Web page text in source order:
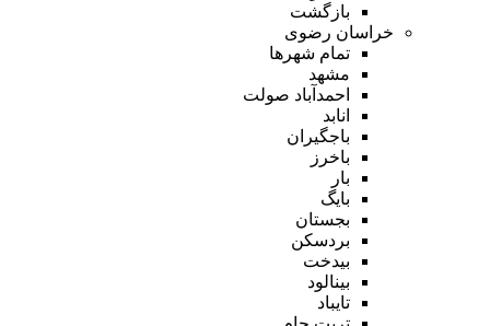
بازگشت
خراسان رضوی
تمام شهر‌ها
مشهد
احمدآباد صولت
انابد
باجگیران
باخرز
بار
بایگ
بجستان
بردسکن
بیدخت
بینالود
تایباد